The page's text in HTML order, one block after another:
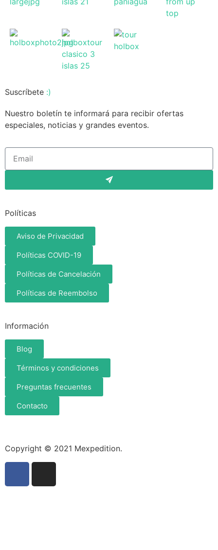
Suscríbete :)
Nuestro boletín te informará para recibir ofertas
especiales, noticias y grandes eventos.
Políticas
Aviso de Privacidad
Políticas COVID-19
Políticas de Cancelación
Políticas de Reembolso
Información
Blog
Términos y condiciones
Preguntas frecuentes
Contacto
Copyright © 2021 Mexpedition.